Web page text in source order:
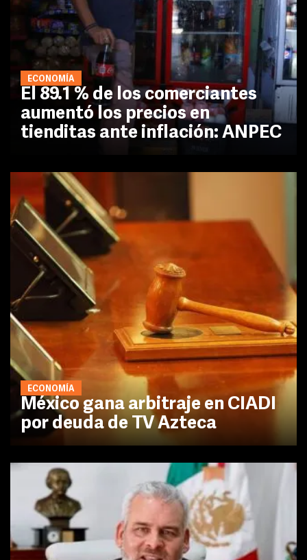
ECONOMÍA
El 89.1 % de los comerciantes
aumentó los precios en
tienditas ante inflación: ANPEC
ECONOMÍA
México gana arbitraje en CIADI
por deuda de TV Azteca